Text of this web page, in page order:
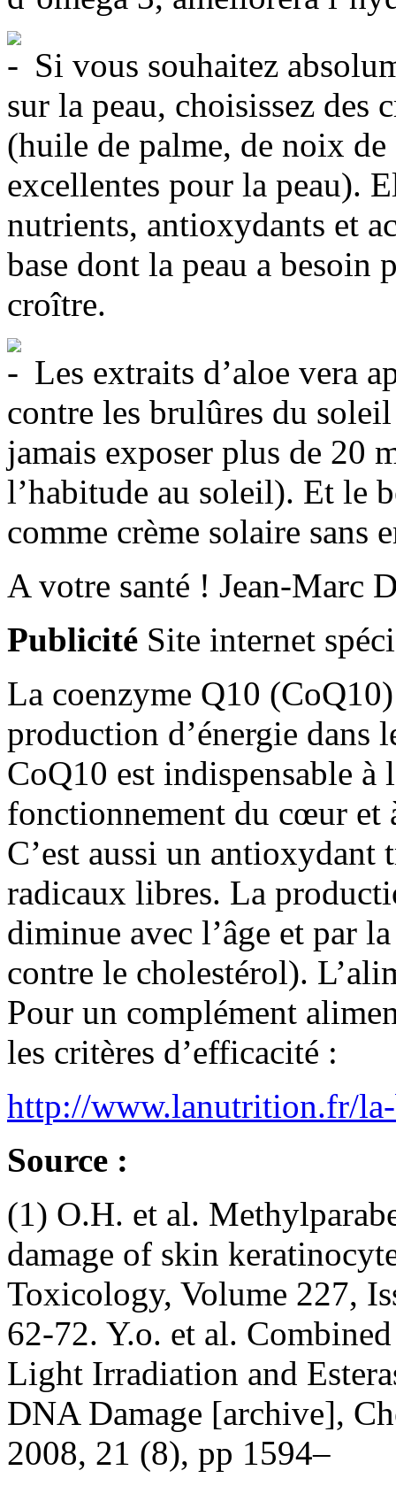
Si vous souhaitez
sur la peau, choisissez des
(huile de palme, de noix
excellentes pour la peau).
nutrients, antioxydants et
base dont la peau a besoin
croître.
Les extraits d’aloe vera
contre les brulûres du
jamais exposer plus de 20
l’habitude au soleil). Et le
comme crème solaire sans
A votre santé ! Jean-Marc
Publicité Site internet
La coenzyme Q10
production d’énergie dans
CoQ10 est indispensable
fonctionnement du cœur et
C’est aussi un antioxydant
radicaux libres. La
diminue avec l’âge et par
contre le cholestérol).
Pour un complément
les critères d’efficacité :
http://www.lanutrition.fr/
Source :
(1) O.H. et al.
damage of skin
Toxicology, Volume 227,
62-72. Y.o. et al.
Light Irradiation and
DNA Damage [archive],
2008, 21 (8), pp 1594–